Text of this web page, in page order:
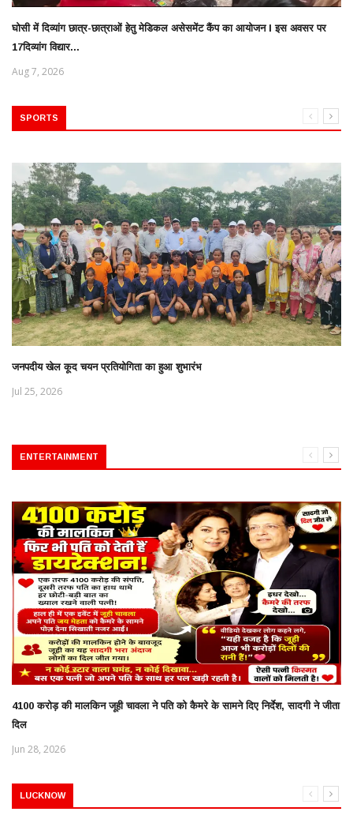
घोसी में दिव्यांग छात्र-छात्राओं हेतु मेडिकल असेसमेंट कैंप का आयोजन l इस अवसर पर
17दिव्यांग विद्यार...
Aug 7, 2026
SPORTS
जनपदीय खेल कूद चयन प्रतियोगिता का हुआ शुभारंभ
Jul 25, 2026
ENTERTAINMENT
4100 करोड़ की मालकिन जूही चावला ने पति को कैमरे के सामने दिए निर्देश, सादगी ने जीता
दिल
Jun 28, 2026
LUCKNOW